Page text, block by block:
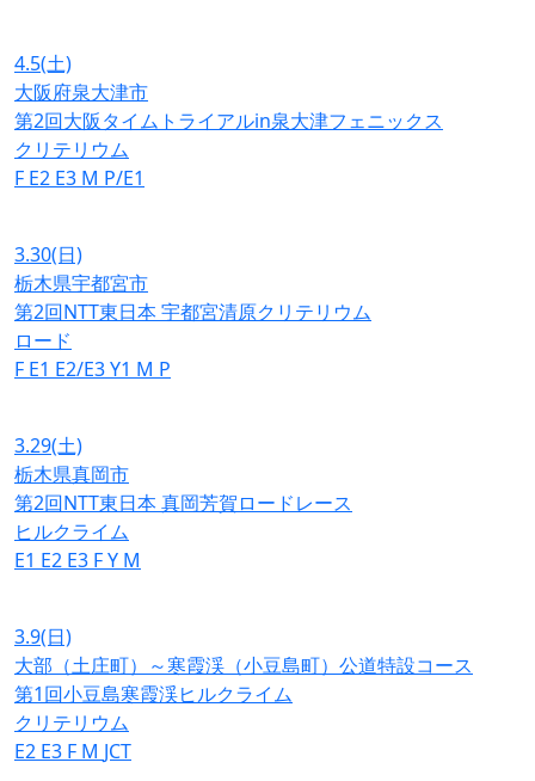
4.5(土)
大阪府泉大津市
第2回大阪タイムトライアルin泉大津フェニックス
クリテリウム
F E2 E3 M P/E1
3.30(日)
栃木県宇都宮市
第2回NTT東日本 宇都宮清原クリテリウム
ロード
F E1 E2/E3Y1 M P
3.29(土)
栃木県真岡市
第2回NTT東日本 真岡芳賀ロードレース
ヒルクライム
E1 E2 E3 FY M
3.9(日)
大部（土庄町）～寒霞渓（小豆島町）公道特設コース
第1回小豆島寒霞渓ヒルクライム
クリテリウム
E2 E3 F M JCT